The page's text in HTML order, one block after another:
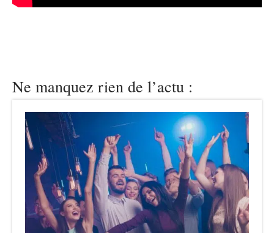
Ne manquez rien de l’actu :